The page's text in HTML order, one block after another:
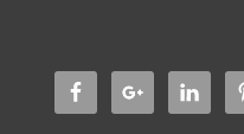
contenu